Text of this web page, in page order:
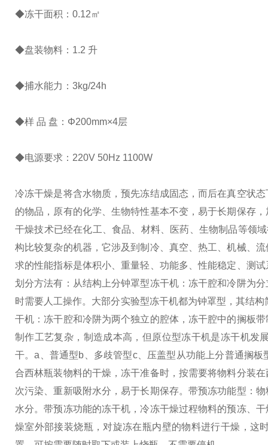
◆冻干面积：0.12㎡
◆盘装物料：1.2 升
◆捕水能力：3kg/24h
◆样 品 盘：Φ200mm×4层
◆电源要求：220V 50Hz 1100W
冷冻干燥是将含水物质，预先冻结成固态，而后在真空状
的物品，原有的化学、生物特性基本不变，易于长期保存
干燥技术已经在化工、食品、材料、医药、生物制品等领
构比较复杂的机器，它涉及到制冷、真空、热工、机械、
求的性能指标是体积小、重量轻、功能多、性能稳定、测
划分方法有： 从结构上分钟罩型冻干机：冻干腔和冷阱为
时需要人工操作。大部分实验型冻干机都为钟罩型，其结
干机：冻干腔和冷阱为两个独立的腔体，冻干腔中的搁板
制作工艺复杂，制造成本高，但原位型冻干机是冻干机发
干。a、普通型b、多歧管型c、压盖型 从功能上分普通搁板
合西林瓶装物料的干燥，冻干准备时，按需要将物料分装
次污染、重新吸附水分，易于长期保存。 带预冻功能型：
水分。带预冻功能的冻干机，冷冻干燥过程物料的预冻、
燥室外部接装烧瓶，对旋冻在瓶内壁的物料进行干燥，这